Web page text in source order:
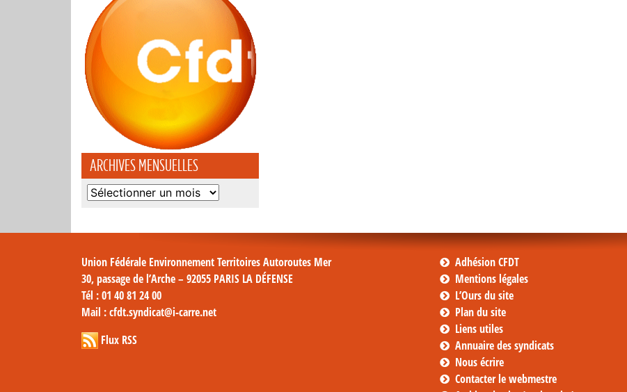
ARCHIVES MENSUELLES
Archives
Union Fédérale Environnement Territoires Autoroutes Mer
30, passage de l’Arche – 92055 PARIS LA DÉFENSE
Tél : 01 40 81 24 00
Mail : cfdt.syndicat@i-carre.net
Flux RSS
Adhésion CFDT
Mentions légales
L’Ours du site
Plan du site
Liens utiles
Annuaire des syndicats
Nous écrire
Contacter le webmestre